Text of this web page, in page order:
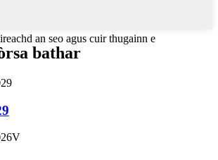
an seo agus cuir thugainn e
bathar